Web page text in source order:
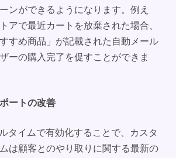
ンができるようになります。例え
アで最近カートを放棄された場合、
すめ商品」が記載された自動メール
ーの購入完了を促すことができま
ートの改善
タイムで有効化することで、カスタ
は顧客とのやり取りに関する最新の